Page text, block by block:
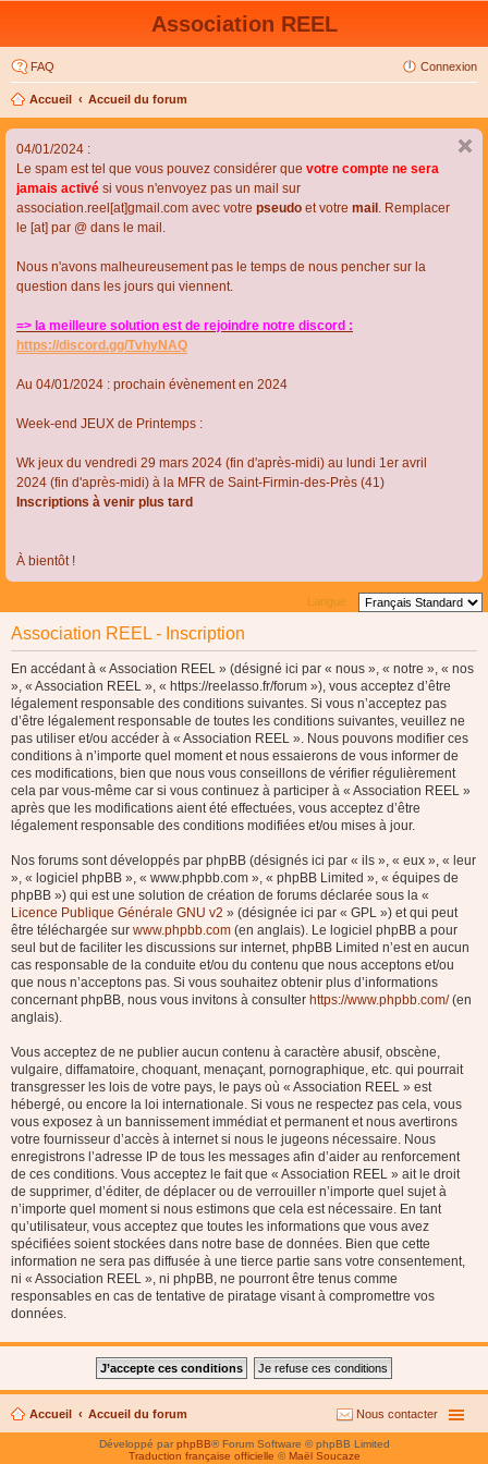
Association REEL
FAQ Connexion
Accueil Accueil du forum
04/01/2024 :
Le spam est tel que vous pouvez considérer que votre compte ne sera
jamais activé si vous n'envoyez pas un mail sur
association.reel[at]gmail.com avec votre pseudo et votre mail . Remplacer
le [at] par @ dans le mail.
Nous n'avons malheureusement pas le temps de nous pencher sur la
question dans les jours qui viennent.
=> la meilleure solution est de rejoindre notre discord :
https://discord.gg/TvhyNAQ
Au 04/01/2024 : prochain évènement en 2024
Week-end JEUX de Printemps :
Wk jeux du vendredi 29 mars 2024 (fin d'après-midi) au lundi 1er avril
2024 (fin d'après-midi) à la MFR de Saint-Firmin-des-Près (41)
Inscriptions à venir plus tard
À bientôt !
Langue :
Association REEL - Inscription
En accédant à « Association REEL » (désigné ici par « nous », « notre », « nos
», « Association REEL », « https://reelasso.fr/forum »), vous acceptez d’être
légalement responsable des conditions suivantes. Si vous n’acceptez pas
d’être légalement responsable de toutes les conditions suivantes, veuillez ne
pas utiliser et/ou accéder à « Association REEL ». Nous pouvons modifier ces
conditions à n’importe quel moment et nous essaierons de vous informer de
ces modifications, bien que nous vous conseillons de vérifier régulièrement
cela par vous-même car si vous continuez à participer à « Association REEL »
après que les modifications aient été effectuées, vous acceptez d’être
légalement responsable des conditions modifiées et/ou mises à jour.
Nos forums sont développés par phpBB (désignés ici par « ils », « eux », « leur
», « logiciel phpBB », « www.phpbb.com », « phpBB Limited », « équipes de
phpBB ») qui est une solution de création de forums déclarée sous la «
Licence Publique Générale GNU v2 » (désignée ici par « GPL ») et qui peut
être téléchargée sur www.phpbb.com (en anglais). Le logiciel phpBB a pour
seul but de faciliter les discussions sur internet, phpBB Limited n’est en aucun
cas responsable de la conduite et/ou du contenu que nous acceptons et/ou
que nous n’acceptons pas. Si vous souhaitez obtenir plus d’informations
concernant phpBB, nous vous invitons à consulter https://www.phpbb.com/(en
anglais).
Vous acceptez de ne publier aucun contenu à caractère abusif, obscène,
vulgaire, diffamatoire, choquant, menaçant, pornographique, etc. qui pourrait
transgresser les lois de votre pays, le pays où « Association REEL » est
hébergé, ou encore la loi internationale. Si vous ne respectez pas cela, vous
vous exposez à un bannissement immédiat et permanent et nous avertirons
votre fournisseur d’accès à internet si nous le jugeons nécessaire. Nous
enregistrons l’adresse IP de tous les messages afin d’aider au renforcement
de ces conditions. Vous acceptez le fait que « Association REEL » ait le droit
de supprimer, d’éditer, de déplacer ou de verrouiller n’importe quel sujet à
n’importe quel moment si nous estimons que cela est nécessaire. En tant
qu’utilisateur, vous acceptez que toutes les informations que vous avez
spécifiées soient stockées dans notre base de données. Bien que cette
information ne sera pas diffusée à une tierce partie sans votre consentement,
ni « Association REEL », ni phpBB, ne pourront être tenus comme
responsables en cas de tentative de piratage visant à compromettre vos
données.
Accueil Accueil du forum Nous contacter
Développé parphpBB® Forum Software © phpBB Limited
Traduction française officielle © Maël Soucaze